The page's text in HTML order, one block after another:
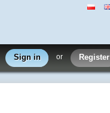
Sign in or Register